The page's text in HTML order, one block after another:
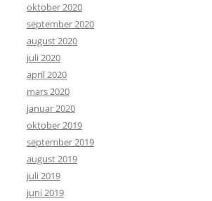
oktober 2020
september 2020
august 2020
juli 2020
april 2020
mars 2020
januar 2020
oktober 2019
september 2019
august 2019
juli 2019
juni 2019